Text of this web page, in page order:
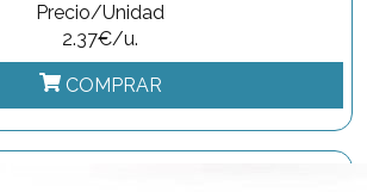
Precio/Unidad
2.37€/u.
COMPRAR